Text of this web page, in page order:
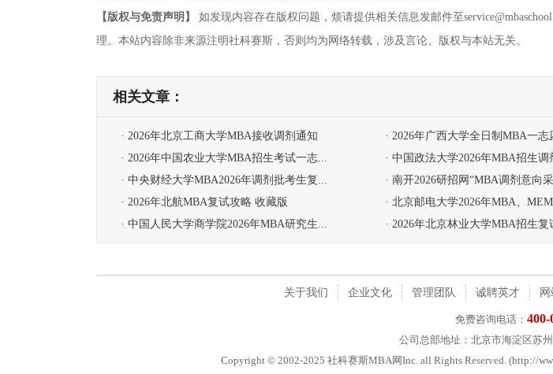
【版权与免责声明】
如发现内容存在版权问题，烦请提供相关信息发邮件至
理。本站内容除非来源注明社科赛斯，否则均为网络转载，涉及言论、版权与本站无关。
相关文章：
· 2026年北京工商大学MBA接收调剂通知
· 2026年广西大学全日制MBA一志
· 2026年中国农业大学MBA招生考试一志...
· 中国政法大学2026年MBA招生调
· 中央财经大学MBA2026年调剂批考生复...
· 南开2026研招网“MBA调剂意向
· 2026年北航MBA复试攻略 收藏版
· 北京邮电大学2026年MBA、
· 中国人民大学商学院2026年MBA研究生...
· 2026年北京林业大学MBA招生复
关于我们 企业文化 管理团队 诚聘英才
免费咨询电话： 400-
公司总部地址：北京市海淀区苏
Copyright © 2002-2025 社科赛斯MBA网Inc. all Rights Reserved. (http://